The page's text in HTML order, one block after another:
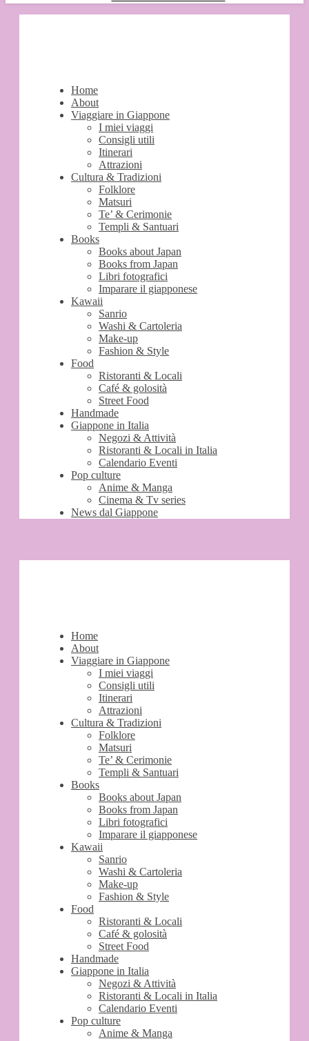
Home
About
Viaggiare in Giappone
I miei viaggi
Consigli utili
Itinerari
Attrazioni
Cultura & Tradizioni
Folklore
Matsuri
Te’ & Cerimonie
Templi & Santuari
Books
Books about Japan
Books from Japan
Libri fotografici
Imparare il giapponese
Kawaii
Sanrio
Washi & Cartoleria
Make-up
Fashion & Style
Food
Ristoranti & Locali
Café & golosità
Street Food
Handmade
Giappone in Italia
Negozi & Attività
Ristoranti & Locali in Italia
Calendario Eventi
Pop culture
Anime & Manga
Cinema & Tv series
News dal Giappone
Home
About
Viaggiare in Giappone
I miei viaggi
Consigli utili
Itinerari
Attrazioni
Cultura & Tradizioni
Folklore
Matsuri
Te’ & Cerimonie
Templi & Santuari
Books
Books about Japan
Books from Japan
Libri fotografici
Imparare il giapponese
Kawaii
Sanrio
Washi & Cartoleria
Make-up
Fashion & Style
Food
Ristoranti & Locali
Café & golosità
Street Food
Handmade
Giappone in Italia
Negozi & Attività
Ristoranti & Locali in Italia
Calendario Eventi
Pop culture
Anime & Manga